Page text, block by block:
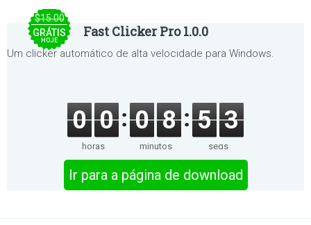
$15.00
GRÁTIS
HOJE
Fast Clicker Pro 1.0.0
Um clicker automático de alta velocidade para Windows.
0 0
horas
0 8
minutos
5 3
segs
Ir para a página de download